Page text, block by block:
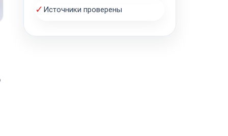
✓ Источники проверены